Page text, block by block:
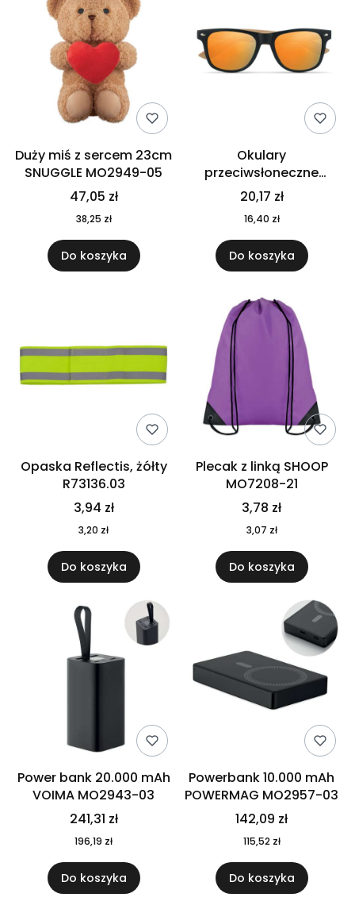
Duży miś z sercem 23cm
SNUGGLE MO2949-05
47,05 zł
38,25 zł
Do koszyka
Okulary
przeciwsłoneczne
CALIFORNIA TOUCH
MO9617-10
20,17 zł
16,40 zł
Do koszyka
Opaska Reflectis, żółty
R73136.03
3,94 zł
3,20 zł
Do koszyka
Plecak z linką SHOOP
MO7208-21
3,78 zł
3,07 zł
Do koszyka
Power bank 20.000 mAh
VOIMA MO2943-03
241,31 zł
196,19 zł
Do koszyka
Powerbank 10.000 mAh
POWERMAG MO2957-03
142,09 zł
115,52 zł
Do koszyka